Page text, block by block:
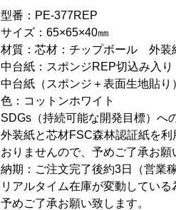
型番：PE-377REP
サイズ：65×65×40㎜
材質：芯材：チップボール 外装
中台紙：スポンジREP切込み入り
中台紙（スポンジ＋表面生地貼
色：コットンホワイト
SDGs（持続可能な開発目標）へ
外装紙と芯材FSC森林認証紙を
おりませんので、予めご了承お願
納期：ご注文完了後約3日（営業
リアルタイム在庫が変動してい
予めご了承お願い致します。